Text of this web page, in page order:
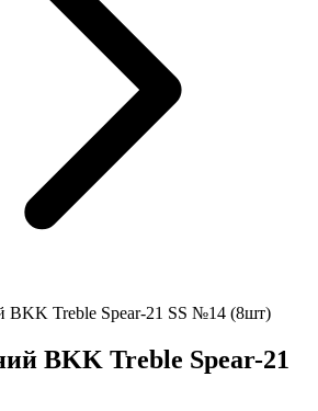
BKK Treble Spear-21 SS №14 (8шт)
BKK Treble Spear-21